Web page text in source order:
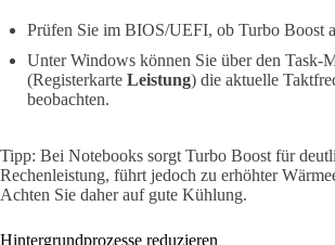
Prüfen Sie im BIOS/UEFI, ob Turbo Boost
Unter Windows können Sie über den Task-
(Registerkarte Leistung) die aktuelle
beobachten.
Tipp: Bei Notebooks sorgt Turbo Boost für
Rechenleistung, führt jedoch zu erhöhter
Achten Sie daher auf gute Kühlung.
Hintergrundprozesse reduzieren